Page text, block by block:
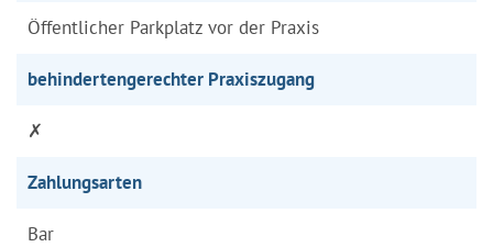
Öffentlicher Parkplatz vor der Praxis
behindertengerechter Praxiszugang
✗
Zahlungsarten
Bar